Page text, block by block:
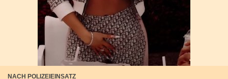
NACH POLIZEIEINSATZ